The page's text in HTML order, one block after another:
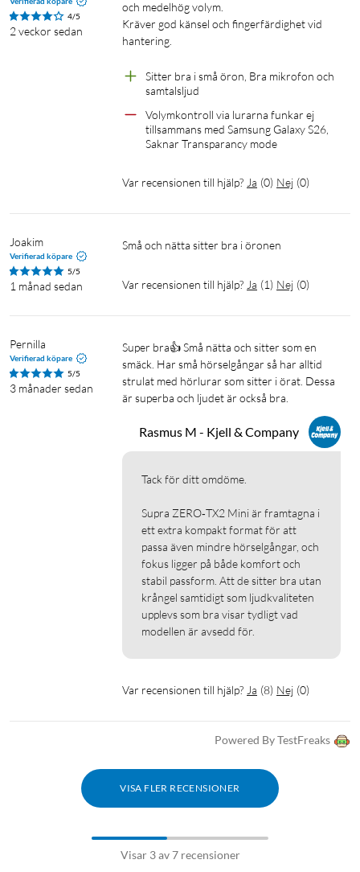
Mått laddningsetui: 51 × 48 × 25 mm
Element: 6 mm dynamiskt (SBS6Dv.4)
Frekvensomfång: 20 Hz – 20 kHz
Profiler: HFP, HSP, A2DP, AVRCP
IP-klassning: IPX5
Mikrofon: Dubbla ENC (MEMS)
Driftstemperatur: −10 till +45 °C
I förpackningen
1 × SUPRA ZERO-TX2 Mini (par)
1 × Laddningsetui
1 × USB-C-laddkabel
2 × Secure Fit Tips i silikon (S/M och M/L)
1 × Bruksanvisning
4/5
2 veckor sedan
och medelhög volym.
Kräver god känsel och fingerfärdighet vid
hantering.
Sitter bra i små öron, Bra mikrofon och
samtalsljud
Volymkontroll via lurarna funkar ej
tillsammans med Samsung Galaxy S26,
Saknar Transparancy mode
Var recensionen till hjälp? Ja (0) Nej (0)
Joakim
Verifierad köpare
5/5
1 månad sedan
Små och nätta sitter bra i öronen
Var recensionen till hjälp? Ja (1) Nej (0)
Pernilla
Verifierad köpare
5/5
3 månader sedan
Super bra👍 Små nätta och sitter som en
smäck. Har små hörselgångar så har alltid
strulat med hörlurar som sitter i örat. Dessa
är superba och ljudet är också bra.
Rasmus M - Kjell & Company
Tack för ditt omdöme.
Supra ZERO‑TX2 Mini är framtagna i
ett extra kompakt format för att
passa även mindre hörselgångar, och
fokus ligger på både komfort och
stabil passform. Att de sitter bra utan
krångel samtidigt som ljudkvaliteten
upplevs som bra visar tydligt vad
modellen är avsedd för.
Var recensionen till hjälp? Ja (8) Nej (0)
Powered By TestFreaks
VISA FLER RECENSIONER
Visar 3 av 7 recensioner